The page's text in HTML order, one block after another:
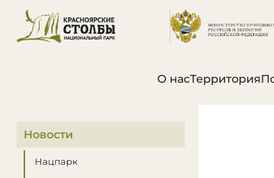
О насТерритория
В этом разделе
Новости
Нацпарк